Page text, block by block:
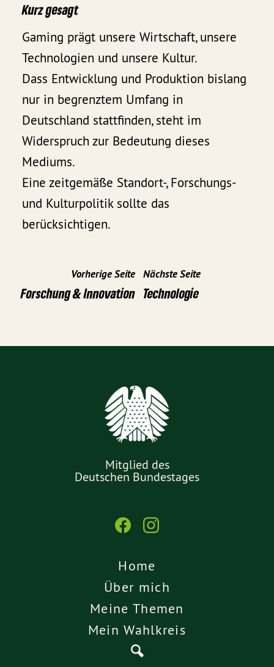
Kurz gesagt
Gaming prägt unsere Wirtschaft, unsere
Technologien und unsere Kultur.
Dass Entwicklung und Produktion bislang
nur in begrenztem Umfang in
Deutschland stattfinden, steht im
Widerspruch zur Bedeutung dieses
Mediums.
Eine zeitgemäße Standort-, Forschungs-
und Kulturpolitik sollte das
berücksichtigen.
Vorherige Seite
Forschung & Innovation
Nächste Seite
Technologie
Mitglied des
Deutschen Bundestages
Home
Über mich
Meine Themen
Mein Wahlkreis